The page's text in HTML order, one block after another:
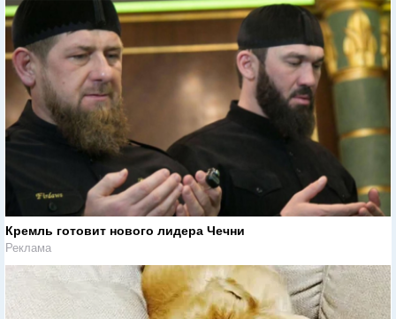
Кремль готовит нового лидера Чечни
Реклама